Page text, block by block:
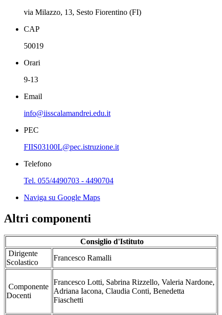
via Milazzo, 13, Sesto Fiorentino (FI)
CAP
50019
Orari
9-13
Email
info@iisscalamandrei.edu.it
PEC
FIIS03100L@pec.istruzione.it
Telefono
Tel. 055/4490703 - 4490704
Naviga su Google Maps
Altri componenti
Consiglio d'Istituto
Dirigente
Scolastico
Francesco Ramalli
Componente
Docenti
Francesco Lotti, Sabrina Rizzello, Valeria Nardone,
Adriana Iacona, Claudia Conti, Benedetta
Fiaschetti